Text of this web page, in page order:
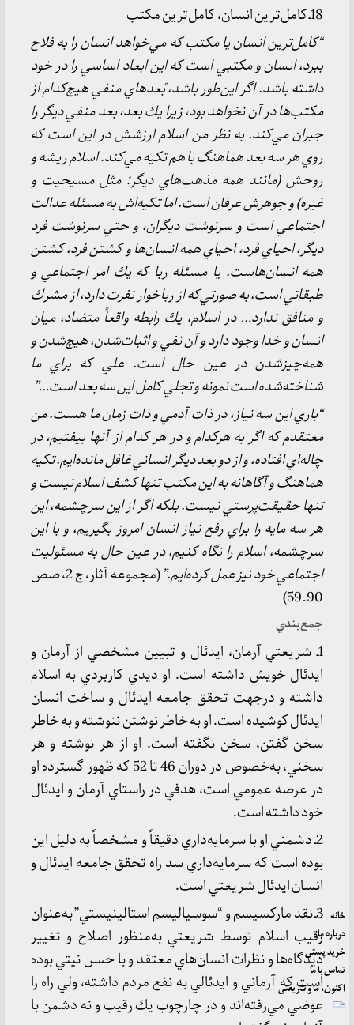
18ـ كامل‌ترين انسان، كامل‌ترين مكتب
“كامل‌ترين انسان يا مكتب كه مي‌خواهد انسان را به فلاح
ببرد، انسان و مكتبي است كه اين ابعاد اساسي را در خود
داشته باشد. اگر اين‌طور باشد، بْعدهاي منفي هيچ‌كدام از
مكتب‌ها در آن نخواهد بود، زيرا يك بعد، بعد منفي ديگر را
جبران مي‌كند. به نظر من اسلام ارزشش در اين است كه
روي هر سه بعد هماهنگ با هم تكيه مي‌كند. اسلام ريشه و
روحش (مانند همه مذهب‌هاي ديگر: مثل مسيحيت و
غيره) و جوهرش عرفان است. اما تكيه‌اش به مسئله عدالت
اجتماعي است و سرنوشت ديگران، و حتي سرنوشت فرد
ديگر، احياي فرد، احياي همه انسان‌ها و كشتن فرد، كشتن
همه انسان‌هاست. يا مسئله ربا كه يك امر اجتماعي و
طبقاتي است، به صورتي‌كه از رباخوار نفرت دارد، از مشرك
و منافق ندارد… در اسلام، يك رابطه واقعاً متضاد، ميان
انسان و خدا وجود دارد و آن نفي و اثبات‌شدن، هيچ‌شدن و
همه‌چيزشدن در عين حال است. علي كه براي ما
شناخته‌شده است نمونه و تجلي كامل اين سه بعد است…”
“باري اين سه نياز، در ذات آدمي و ذات زمان ما هست. من
معتقدم كه اگر به هركدام و در هر كدام از آنها بيفتيم، در
چاله‌اي افتاده، و از دو بعد ديگر انساني غافل مانده‌ايم. تكيه
هماهنگ و آگاهانه به اين مكتب تنها كشف اسلام نيست و
تنها حقيقت‌پرستي نيست. بلكه اگر از اين سرچشمه، اين
هر سه مايه را براي رفع نياز انسان امروز بگيريم، و با اين
سرچشمه، اسلام را نگاه كنيم، در عين حال به مسئوليت
اجتماعي خود نيز عمل كرده‌ايم.”
(مجموعه آثار، ج 2، صص
90 ـ 59)
جمع‌بندي
1ـ شريعتي آرمان، ايدئال و تبيين مشخصي از آرمان و
ايدئال خويش داشته است. او ديدي كاربردي به اسلام
داشته و درجهت تحقق جامعه ايدئال و ساخت انسان
ايدئال كوشيده است. او به خاطر نوشتن ننوشته و به خاطر
سخن گفتن، سخن نگفته است. او از هر نوشته و هر
سخني، به‌خصوص در دوران 46 تا 52 كه ظهور گسترده او
در عرصه عمومي است، هدفي در راستاي آرمان و ايدئال
خود داشته است.
2ـ دشمني او با سرمايه‌د‌اري دقيقاً و مشخصاً به دليل اين
بوده است كه سرمايه‌داري سد راه تحقق جامعه ايدئال و
انسان ايدئال شريعتي است.
3ـ نقد ماركسيسم و “سوسياليسم استالينيستي” به‌عنوان
رقيب اسلام توسط شريعتي به‌منظور اصلاح و تغيير
ديدگاه‌ها و نظرات انسان‌هاي معتقد و با حسن نيتي بوده
است كه آرماني و ايدئالي به نفع مردم داشته، ولي راه را
عوضي مي‌رفته‌اند و در چارچوب يك رقيب و نه دشمن با
خانه
درباره ما
خرید پستی
تماس با ما
اکنون، ما و شریعتی